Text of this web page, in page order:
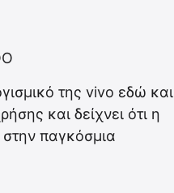
της vivo εδώ και
και δείχνει ότι η
παγκόσμια